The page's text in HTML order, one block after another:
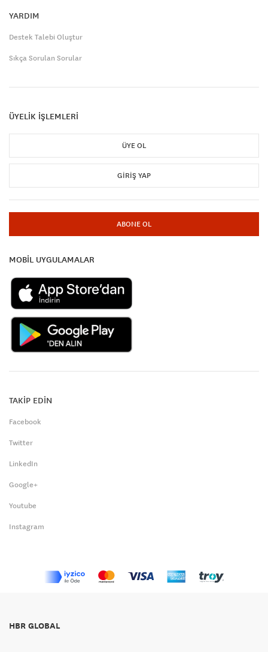
YARDIM
Destek Talebi Oluştur
Sıkça Sorulan Sorular
ÜYELİK İŞLEMLERİ
ÜYE OL
GIRIŞ YAP
ABONE OL
MOBİL UYGULAMALAR
TAKİP EDİN
Facebook
Twitter
LinkedIn
Google+
Youtube
Instagram
HBR GLOBAL